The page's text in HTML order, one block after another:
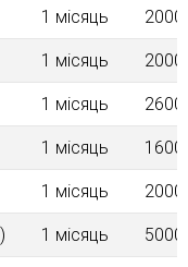
1 місяць
1 місяць
1 місяць
1 місяць
1 місяць
1 місяць